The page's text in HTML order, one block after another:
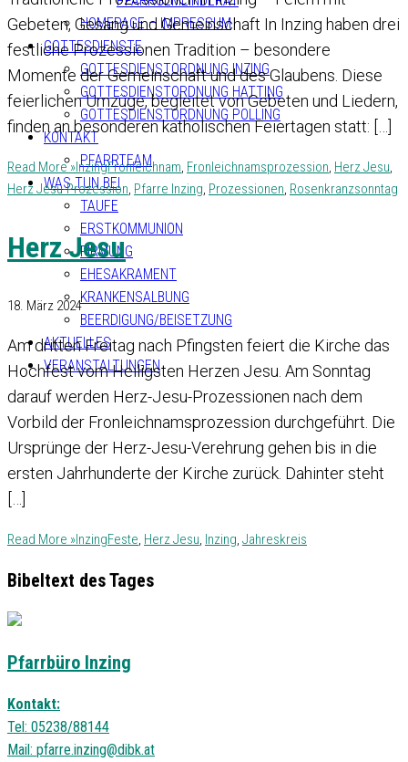
HOMEPAGE – IMPRESSUM
GOTTESDIENSTE
GOTTESDIENSTORDNUNG INZING
GOTTESDIENSTORDNUNG HATTING
GOTTESDIENSTORDNUNG POLLING
KONTAKT
PFARRTEAM
WAS TUN BEI
TAUFE
ERSTKOMMUNION
FIRMUNG
EHESAKRAMENT
KRANKENSALBUNG
BEERDIGUNG/BEISETZUNG
AKTUELLES
VERANSTALTUNGEN
Gebeten, Gesang und Gemeinschaft In Inzing haben drei
festliche Prozessionen Tradition – besondere
Momente der Gemeinschaft und des Glaubens. Diese
feierlichen Umzüge, begleitet von Gebeten und Liedern,
finden an besonderen katholischen Feiertagen statt: […]
Read More »InzingFronleichnam, Fronleichnamsprozession, Herz Jesu,
Herz Jesu-Prozession, Pfarre Inzing, Prozessionen, Rosenkranzsonntag
Herz Jesu
18. März 2024
Am dritten Freitag nach Pfingsten feiert die Kirche das
Hochfest vom Heiligsten Herzen Jesu. Am Sonntag
darauf werden Herz-Jesu-Prozessionen nach dem
Vorbild der Fronleichnamsprozession durchgeführt. Die
Ursprünge der Herz-Jesu-Verehrung gehen bis in die
ersten Jahrhunderte der Kirche zurück. Dahinter steht
[…]
Read More »InzingFeste, Herz Jesu, Inzing, Jahreskreis
Bibeltext des Tages
Pfarrbüro Inzing
Kontakt:
Tel: 05238/88144
Mail: pfarre.inzing@dibk.at